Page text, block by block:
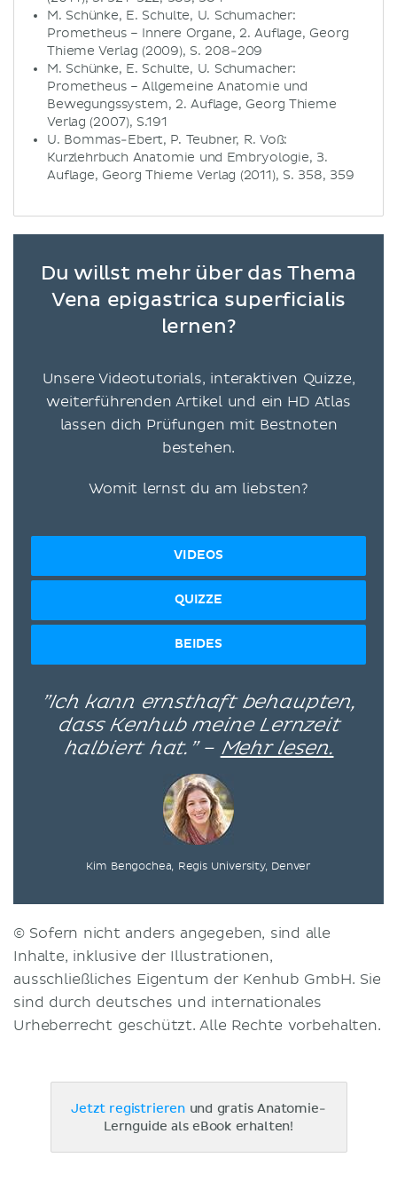
M. Schünke, E. Schulte, U. Schumacher:
Prometheus – Innere Organe, 2. Auflage, Georg
Thieme Verlag (2009), S. 208-209
M. Schünke, E. Schulte, U. Schumacher:
Prometheus – Allgemeine Anatomie und
Bewegungssystem, 2. Auflage, Georg Thieme
Verlag (2007), S.191
U. Bommas-Ebert, P. Teubner, R. Voß:
Kurzlehrbuch Anatomie und Embryologie, 3.
Auflage, Georg Thieme Verlag (2011), S. 358, 359
Du willst mehr über das Thema
Vena epigastrica superficialis
lernen?
Unsere Videotutorials, interaktiven Quizze,
weiterführenden Artikel und ein HD Atlas
lassen dich Prüfungen mit Bestnoten
bestehen.
Womit lernst du am liebsten?
VIDEOS
QUIZZE
BEIDES
”Ich kann ernsthaft behaupten,
dass Kenhub meine Lernzeit
halbiert hat.” – Mehr lesen.
Kim Bengochea, Regis University, Denver
© Sofern nicht anders angegeben, sind alle
Inhalte, inklusive der Illustrationen,
ausschließliches Eigentum der Kenhub GmbH. Sie
sind durch deutsches und internationales
Urheberrecht geschützt. Alle Rechte vorbehalten.
Jetzt registrieren und gratis Anatomie-
Lernguide als eBook erhalten!